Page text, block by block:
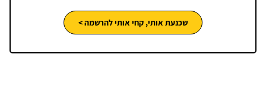
שכנעת אותי, קחי אותי להרשמה >